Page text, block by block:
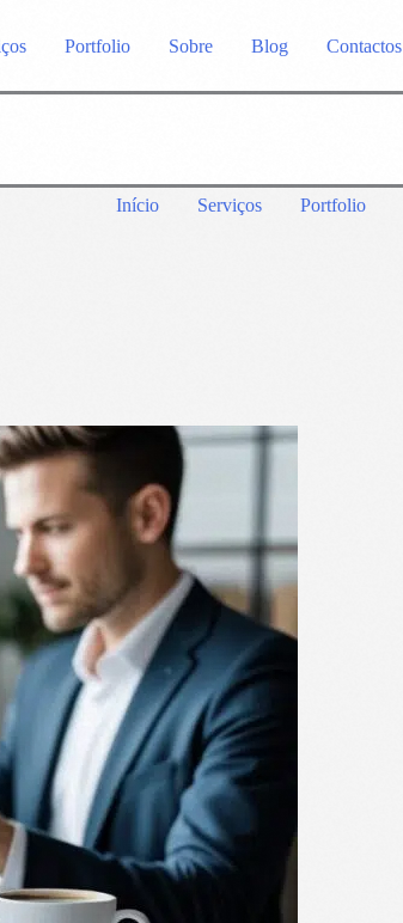
Portfolio Sobre Blog Contactos
Início Serviços Portfolio